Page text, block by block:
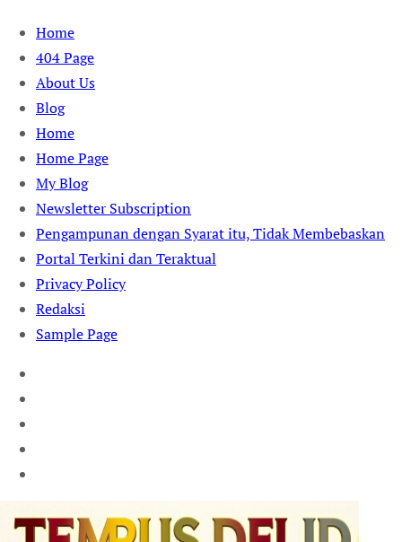
Skip
content
Home
404 Page
About Us
Blog
Home
Home Page
My Blog
Newsletter Subscription
Pengampunan dengan Syarat itu, Tidak Membebaskan
Portal Terkini dan Teraktual
Privacy Policy
Redaksi
Sample Page